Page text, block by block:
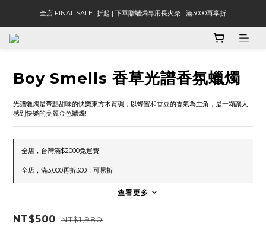
全店 FINAL SALE 1折起 | 下單贈蠟燭專用長火柴 | 滿3000再享折
Boy Smells 香草光譜香氛蠟燭
光譜蠟燭是帶點甜味的快樂東方木質調，以蜂蜜和香豆的香氣為主角，是一顆讓人
感到快樂的美麗金色蠟燭!
全店，台灣滿$2000免運費
全店，滿3,000再折300，可累折
查看更多
NT$500 NT$1,980